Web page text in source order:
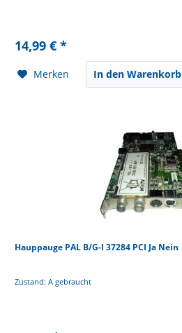
14,99 € *
Merken In den Warenkorb
Hauppauge PAL B/G-I 37284 PCI Ja Nein
Zustand: A gebraucht